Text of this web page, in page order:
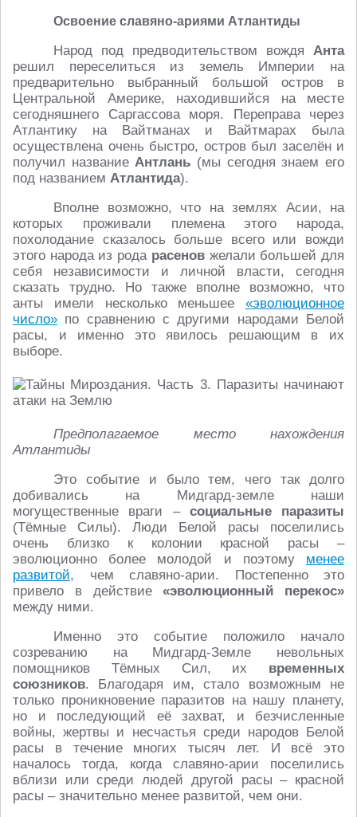
Освоение славяно-ариями Атлантиды
Народ под предводительством вождя Анта
решил переселиться из земель Империи на
предварительно выбранный большой остров в
Центральной Америке, находившийся на месте
сегодняшнего Саргассова моря. Переправа через
Атлантику на Вайтманах и Вайтмарах была
осуществлена очень быстро, остров был заселён и
получил названиеАнтлань (мы сегодня знаем его
под названием Атлантида).
Вполне возможно, что на землях Асии, на
которых проживали племена этого народа,
похолодание сказалось больше всего или вожди
этого народа из рода расеновжелали большей для
себя независимости и личной власти, сегодня
сказать трудно. Но также вполне возможно, что
анты имели несколько меньшее «эволюционное
число» по сравнению с другими народами Белой
расы, и именно это явилось решающим в их
выборе.
Предполагаемое место нахождения
Атлантиды
Это событие и было тем, чего так долго
добивались на Мидгард-земле наши
могущественные враги – социальные паразиты
(Тёмные Силы). Люди Белой расы поселились
очень близко к колонии красной расы –
эволюционно более молодой и поэтому менее
развитой, чем славяно-арии. Постепенно это
привело в действие«эволюционный перекос»
между ними.
Именно это событие положило начало
созреванию на Мидгард-Земле невольных
помощников Тёмных Сил, их временных
союзников. Благодаря им, стало возможным не
только проникновение паразитов на нашу планету,
но и последующий её захват, и безчисленные
войны, жертвы и несчастья среди народов Белой
расы в течение многих тысяч лет. И всё это
началось тогда, когда славяно-арии поселились
вблизи или среди людей другой расы – красной
расы – значительно менее развитой, чем они.